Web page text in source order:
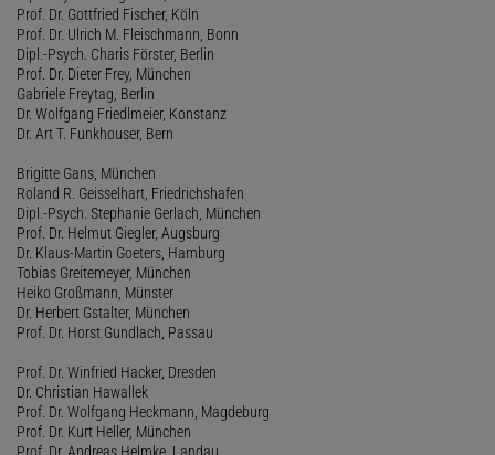
Prof. Dr. Gottfried Fischer, Köln
Prof. Dr. Ulrich M. Fleischmann, Bonn
Dipl.-Psych. Charis Förster, Berlin
Prof. Dr. Dieter Frey, München
Gabriele Freytag, Berlin
Dr. Wolfgang Friedlmeier, Konstanz
Dr. Art T. Funkhouser, Bern
Brigitte Gans, München
Roland R. Geisselhart, Friedrichshafen
Dipl.-Psych. Stephanie Gerlach, München
Prof. Dr. Helmut Giegler, Augsburg
Dr. Klaus-Martin Goeters, Hamburg
Tobias Greitemeyer, München
Heiko Großmann, Münster
Dr. Herbert Gstalter, München
Prof. Dr. Horst Gundlach, Passau
Prof. Dr. Winfried Hacker, Dresden
Dr. Christian Hawallek
Prof. Dr. Wolfgang Heckmann, Magdeburg
Prof. Dr. Kurt Heller, München
Prof. Dr. Andreas Helmke, Landau